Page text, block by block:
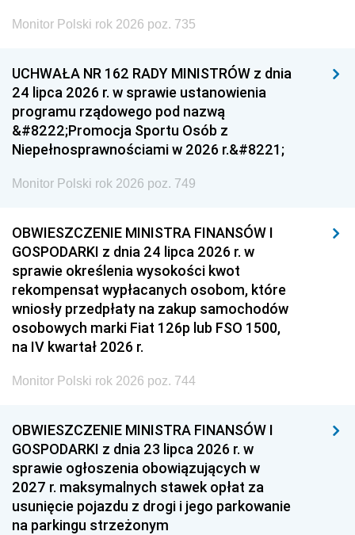
Monitor Polski rok 2026 poz. 735
UCHWAŁA NR 162 RADY MINISTRÓW z dnia
24 lipca 2026 r. w sprawie ustanowienia
programu rządowego pod nazwą
&#8222;Promocja Sportu Osób z
Niepełnosprawnościami w 2026 r.&#8221;
Monitor Polski rok 2026 poz. 749
OBWIESZCZENIE MINISTRA FINANSÓW I
GOSPODARKI z dnia 24 lipca 2026 r. w
sprawie określenia wysokości kwot
rekompensat wypłacanych osobom, które
wniosły przedpłaty na zakup samochodów
osobowych marki Fiat 126p lub FSO 1500,
na IV kwartał 2026 r.
Monitor Polski rok 2026 poz. 744
OBWIESZCZENIE MINISTRA FINANSÓW I
GOSPODARKI z dnia 23 lipca 2026 r. w
sprawie ogłoszenia obowiązujących w
2027 r. maksymalnych stawek opłat za
usunięcie pojazdu z drogi i jego parkowanie
na parkingu strzeżonym